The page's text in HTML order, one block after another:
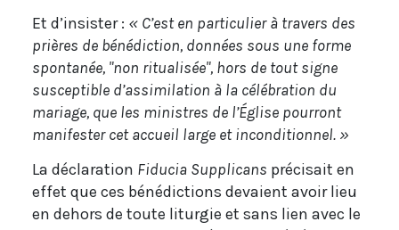
Et d’insister : « C’est en particulier à travers des
prières de bénédiction, données sous une forme
spontanée, "non ritualisée", hors de tout signe
susceptible d’assimilation à la célébration du
mariage, que les ministres de l’Église pourront
manifester cet accueil large et inconditionnel. »
La déclaration Fiducia Supplicans précisait en
effet que ces bénédictions devaient avoir lieu
en dehors de toute liturgie et sans lien avec le